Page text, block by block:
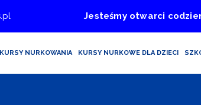
Jesteśmy otwarci
KURSY NURKOWANIA KURSY NURKOWE DLA DZIECI